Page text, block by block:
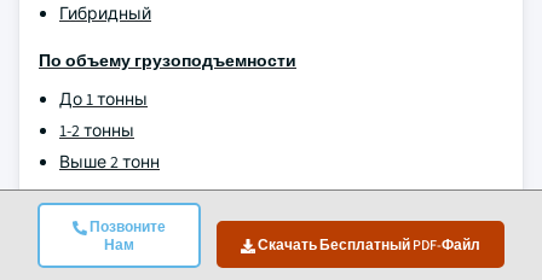
Позвоните
Нам
Скачать Бесплатный PDF-Файл
Гибридный
По объему грузоподъемности
До 1 тонны
1-2 тонны
Выше 2 тонн
По типу
2-й путь